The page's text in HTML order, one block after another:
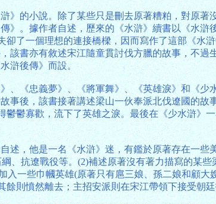
》的小說。除了某些只是刪去原著糟粕，對原
。據作者自述，歷來的《水滸》續書以《水滸
了一個理想的連接橋樑，因而寫作了這部《水
書亦有敘述宋江隨童貫討伐方臘的故事，不
滸後傳》而設。
《忠義夢》、《將軍舞》、《英雄淚》和《
後，該書接著講述梁山一伙奉派北伐遼國的
鬱寡歡，流下了英雄之淚。最後在《少水滸》
，他是一名《水滸》迷，有鑑於原著存在一
、抗遼戰役等。(2)補述原著沒有著力描寫的某
一些巾幗英雄(原著只有扈三娘、孫二娘和顧
則憤然離去；主招安派則在宋江帶領下接受朝